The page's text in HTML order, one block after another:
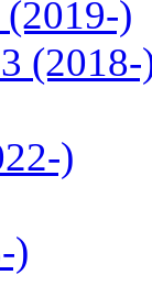
)
(2018-
)
)